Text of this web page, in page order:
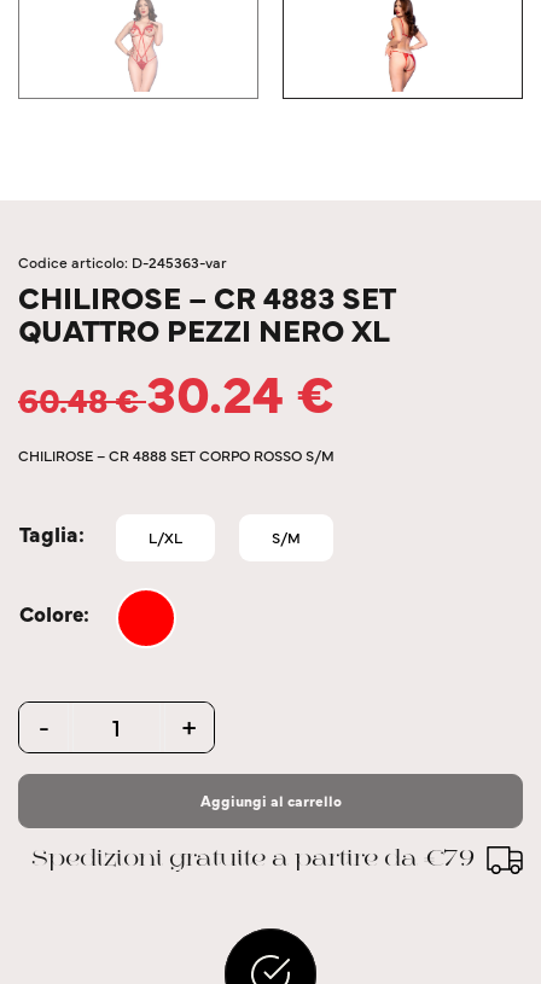
Codice articolo: D-245363-var
CHILIROSE – CR 4883 SET
QUATTRO PEZZI NERO XL
60.48€30.24€
CHILIROSE – CR 4888 SET CORPO ROSSO S/M
Taglia L/XL S/M
Colore
Quantity
- +
Aggiungi al carrello
Spedizioni gratuite a partire da €79